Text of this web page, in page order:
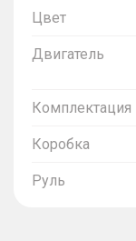
Цвет
Двигатель
Комплектация
Коробка
Руль